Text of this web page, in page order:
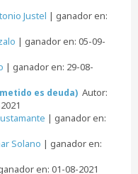
Justel | ganador en:
| ganador en: 05-09-
| ganador en: 29-08-
es deuda) Autor:
| ganador en:
Solano | ganador en:
en: 01-08-2021